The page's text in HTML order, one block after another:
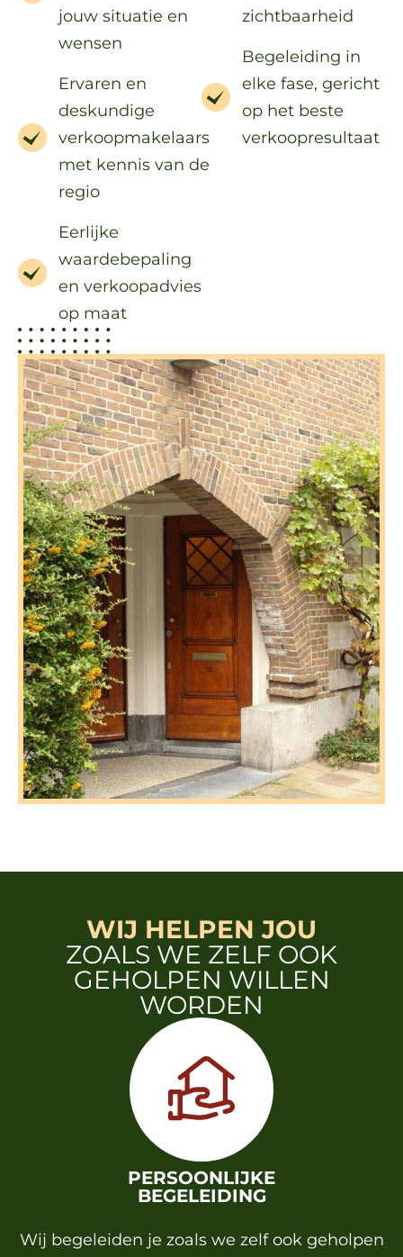
jouw situatie en
wensen
Ervaren en
deskundige
verkoopmakelaars
met kennis van de
regio
Eerlijke
waardebepaling
en verkoopadvies
op maat
zichtbaarheid
Begeleiding in
elke fase, gericht
op het beste
verkoopresultaat
WIJ HELPEN JOU
ZOALS WE ZELF OOK
GEHOLPEN WILLEN
WORDEN
PERSOONLIJKE
BEGELEIDING
Wij begeleiden je zoals we zelf ook geholpen